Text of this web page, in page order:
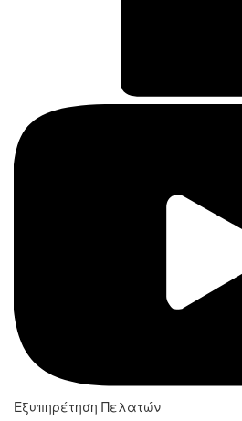
Εξυπηρέτηση Πελατών